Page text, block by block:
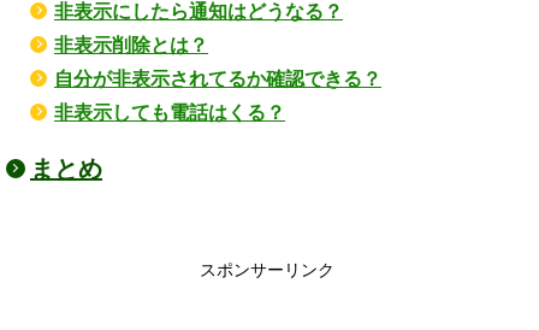
非表示にしたら通知はどうなる？
非表示削除とは？
自分が非表示されてるか確認できる？
非表示しても電話はくる？
まとめ
スポンサーリンク